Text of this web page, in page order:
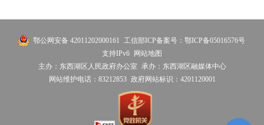
鄂公网安备 42011202000161
工信部ICP备案号：鄂ICP备05016576号
支持IPv6 网站地图
主办：东西湖区人民政府办公室
承办：东西湖区融媒体中心
网站维护电话：83212853 政府网站标识：4201120001